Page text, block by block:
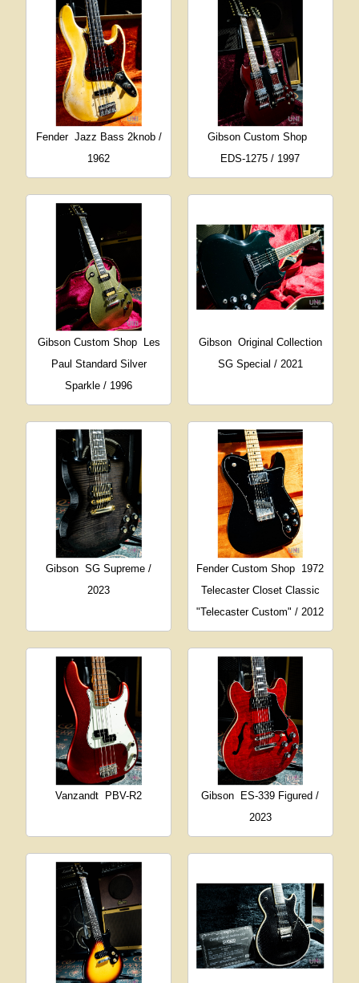
Fender Jazz Bass 2knob /
1962
Gibson Custom Shop
EDS-1275 / 1997
Gibson Custom Shop
Les
Paul Standard Silver
Sparkle / 1996
Gibson Original Collection
SG Special / 2021
Gibson SG Supreme /
2023
Fender Custom Shop 1972
Telecaster Closet Classic
"Telecaster Custom" / 2012
Vanzandt PBV-R2 Gibson
ES-339 Figured /
2023